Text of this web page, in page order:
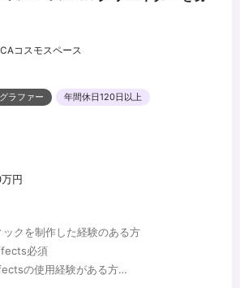
コスモスペース
ラファー
年間休日120日以上
円
ックを制作した経験のある方
必須
の使用経験がある方